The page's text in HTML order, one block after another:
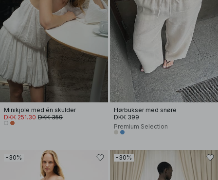
Minikjole med én skulder
DKK 251.30 DKK 359
Hørbukser med snøre
DKK 399
Premium Selection
-30% -30%